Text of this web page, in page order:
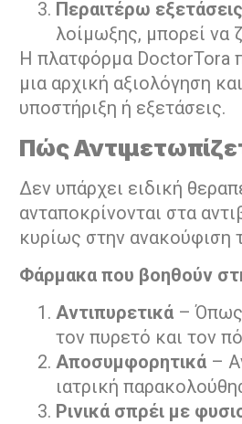
Περαιτέρω εξετάσεις
λοίμωξης, μπορεί να
Η πλατφόρμα DoctorTora
μια αρχική αξιολόγηση
υποστήριξη ή εξετάσεις.
Πώς
Δεν υπάρχει ειδική
ανταποκρίνονται στα
κυρίως στην
Φάρμακα που βοηθούν
Αντιπυρετικά – Όπως
τον πυρετό και τον
Αποσυμφορητικά –
ιατρική
Ρινικά σπρέι με